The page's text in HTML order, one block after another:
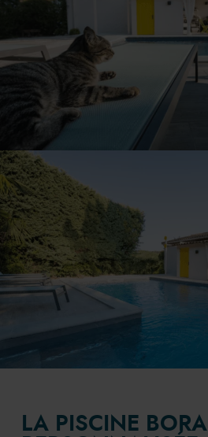
LA PISCINE BORA